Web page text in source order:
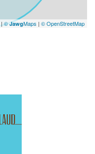
|©JawgMaps | © OpenStreetMap